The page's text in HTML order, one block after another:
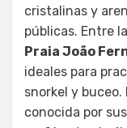
cristalinas y
públicas. Entre
Praia João
ideales para
snorkel y buceo.
conocida por